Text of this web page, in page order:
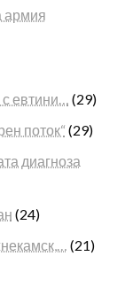
армия
евтини… (29)
поток“ (29)
диагноза
(24)
(21)